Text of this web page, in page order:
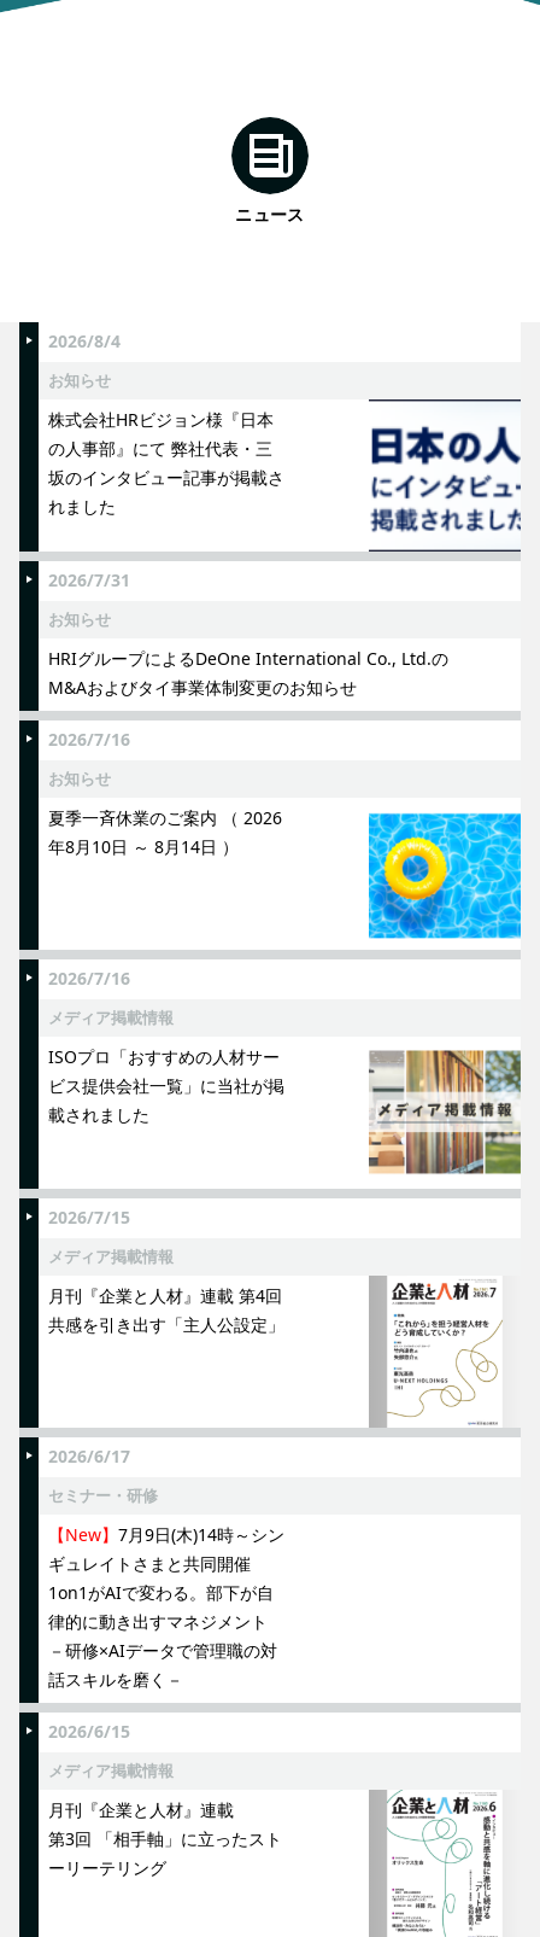
ニュース
2026/8/4
お知らせ
株式会社HRビジョン様『日本
の人事部』にて 弊社代表・三
坂のインタビュー記事が掲載さ
れました
2026/7/31
お知らせ
HRIグループによるDeOne International Co., Ltd.の
M&Aおよびタイ事業体制変更のお知らせ
2026/7/16
お知らせ
夏季一斉休業のご案内 （ 2026
年8月10日 ～ 8月14日 ）
2026/7/16
メディア掲載情報
ISOプロ「おすすめの人材サー
ビス提供会社一覧」に当社が掲
載されました
2026/7/15
メディア掲載情報
月刊『企業と人材』連載 第4回
共感を引き出す「主人公設定」
2026/6/17
セミナー・研修
【New】 7月9日(木)14時～シン
ギュレイトさまと共同開催
1on1がAIで変わる。部下が自
律的に動き出すマネジメント
－研修×AIデータで管理職の対
話スキルを磨く－
2026/6/15
メディア掲載情報
月刊『企業と人材』連載
第3回 「相手軸」に立ったスト
ーリーテリング